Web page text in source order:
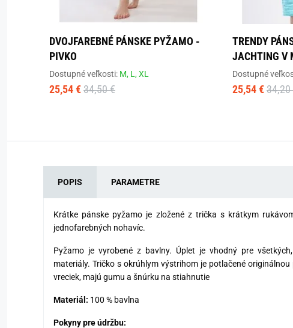
DVOJFAREBNÉ PÁNSKE PYŽAMO -
PIVKO
Dostupné veľkosti: M, L,XL
25,54 € 34,50 €
TRENDY
JACHTING V
Dostupné
25,54 € 34,20
POPIS PARAMETRE
Krátke pánske pyžamo je zložené z trička s krátkym
jednofarebných nohavíc.
Pyžamo je vyrobené z bavlny. Úplet je vhodný pre
materiály. Tričko s okrúhlym výstrihom je potlačené
vreciek, majú gumu a šnúrku na stiahnutie
Materiál: 100 % bavlna
Pokyny pre údržbu: